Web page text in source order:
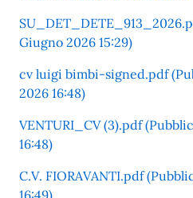
Giugno 2026 15:29)
cv luigi bimbi-signed.pdf
2026 16:48)
VENTURI_CV (3).pdf
16:48)
C.V. FIORAVANTI.pdf
16:49)